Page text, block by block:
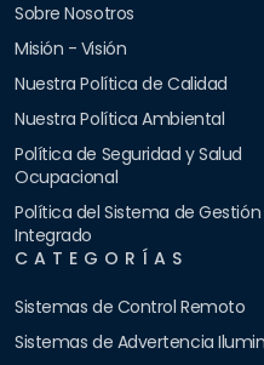
Sobre Nosotros
Misión - Visión
Nuestra Política de Calidad
Nuestra Política Ambiental
Política de Seguridad y Salud
Ocupacional
Política del Sistema de Gestión
Integrado
CATEGORÍAS
Sistemas de Control Remoto
Sistemas de Advertencia